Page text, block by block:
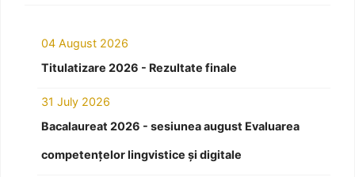
04 August 2026
Titulatizare 2026 - Rezultate finale
31 July 2026
Bacalaureat 2026 - sesiunea august Evaluarea
competențelor lingvistice și digitale